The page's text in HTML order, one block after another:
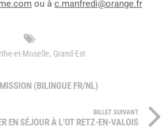
ou à c.manfredi@orange.fr
et-Moselle, Grand-Est
(BILINGUE FR/NL)
BILLET SUIVANT
EN SÉJOUR À L’OT RETZ-EN-VALOIS